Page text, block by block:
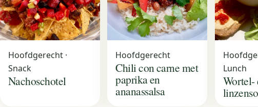
Hoofdgerecht ·
Snack
Nachoschotel
Hoofdgerecht
Chili con carne met
paprika en
ananassalsa
Lunch
Wortel-